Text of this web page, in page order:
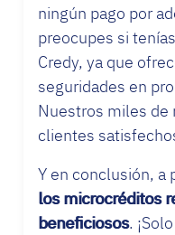
ningún pago por
preocupes si
Credy, ya que
seguridades en
Nuestros miles de
clientes
Y en conclusión, a
los microcréditos
beneficiosos.